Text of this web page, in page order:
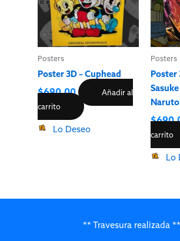
Posters
Poster 3D – Cuphead
$690.00
Añadir al
carrito
Lo Deseo
Posters
Poster
$
carrito
Lo
** Travesura realizada **